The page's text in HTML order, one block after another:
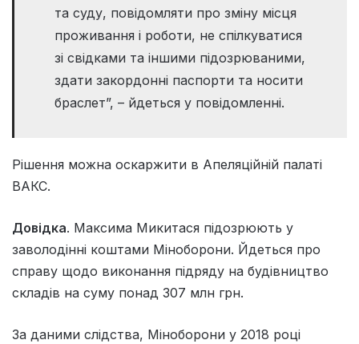
та суду, повідомляти про зміну місця
проживання і роботи, не спілкуватися
зі свідками та іншими підозрюваними,
здати закордонні паспорти та носити
браслет”, – йдеться у повідомленні.
Рішення можна оскаржити в Апеляційній палаті
ВАКС.
Довідка. Максима Микитася підозрюють у
заволодінні коштами Міноборони. Йдеться про
справу щодо виконання підряду на будівництво
складів на суму понад 307 млн грн.
За даними слідства, Міноборони у 2018 році